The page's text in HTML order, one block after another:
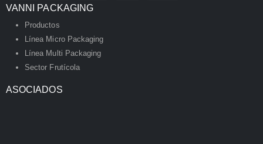
VANNI PACKAGING
Productos
Línea Micro Packaging
Línea Multi Packaging
Sector Frutícola
ASOCIADOS